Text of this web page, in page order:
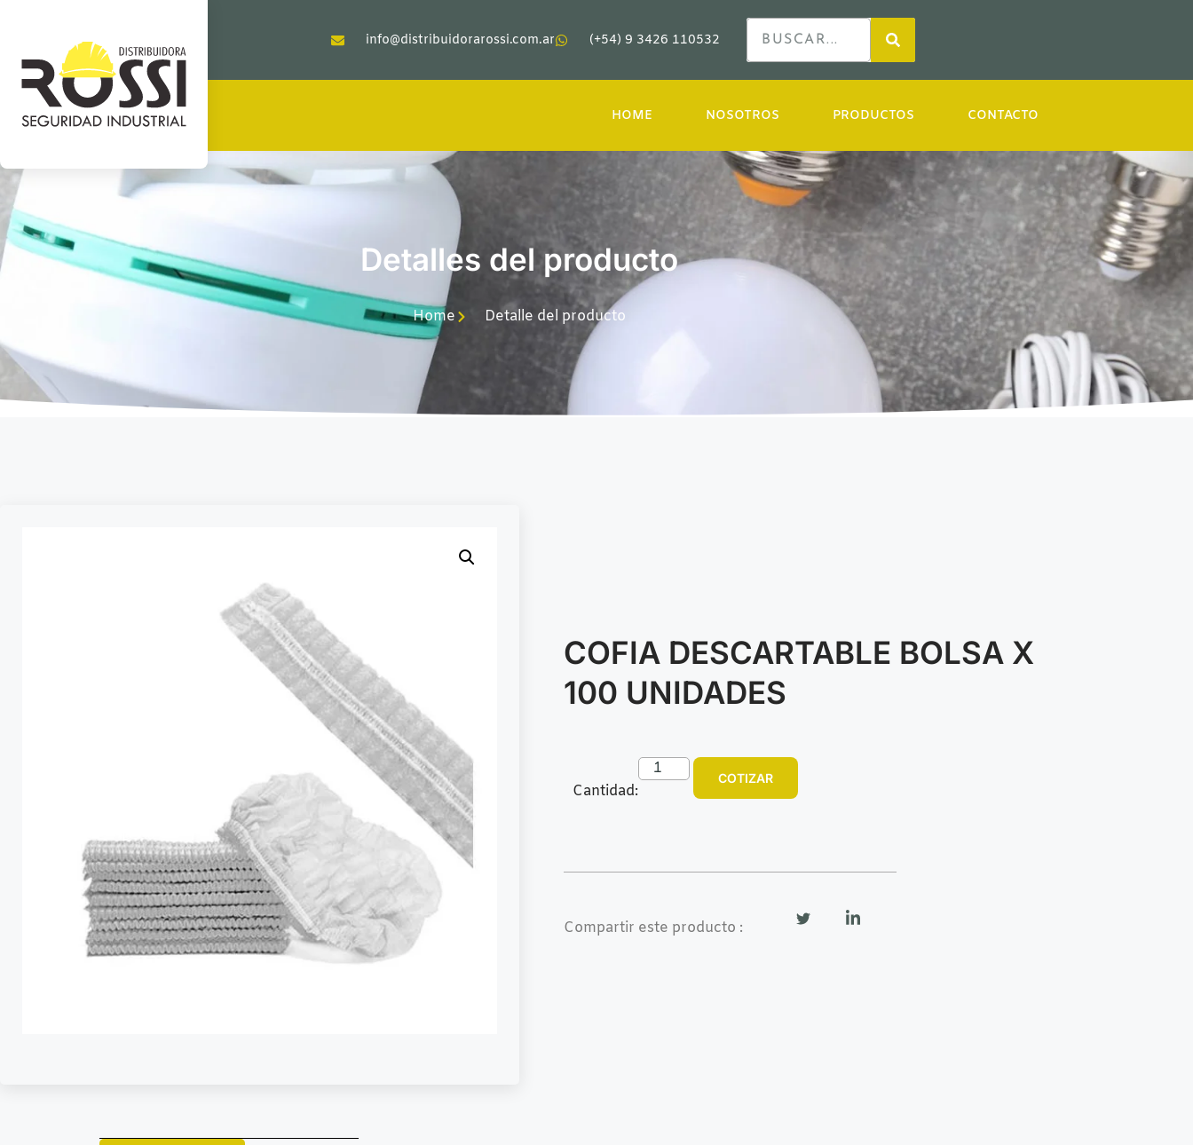
info@distribuidorarossi.com.ar (+54) 9 3426 110532
HOME NOSOTROS PRODUCTOS CONTACTO
Detalles del producto
Home Detalle del producto
COFIA DESCARTABLE BOLSA X
100 UNIDADES
Cantidad:
COTIZAR
Compartir este producto :